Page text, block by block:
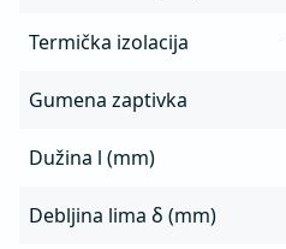
Termička izolacija
Gumena zaptivka
Dužina l (mm)
Debljina lima δ (mm)